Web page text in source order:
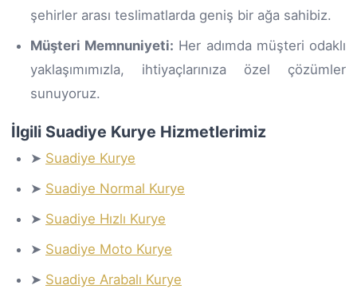
şehirler arası teslimatlarda geniş bir ağa sahibiz.
Müşteri Memnuniyeti: Her adımda müşteri odaklı
yaklaşımımızla, ihtiyaçlarınıza özel çözümler
sunuyoruz.
İlgili Suadiye Kurye Hizmetlerimiz
➤ Suadiye Kurye
➤ Suadiye Normal Kurye
➤ Suadiye Hızlı Kurye
➤ Suadiye Moto Kurye
➤ Suadiye Arabalı Kurye